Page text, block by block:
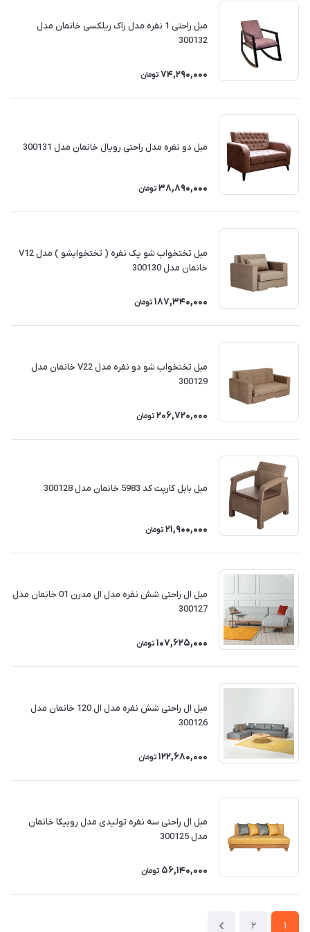
مبل راحتی 1 نفره مدل راک ریلکسی خانمان مدل
300132
74,290,000 تومان
مبل دو نفره مدل راحتی رویال خانمان مدل 300131
38,890,000 تومان
مبل تختخواب شو یک نفره ( تختخوابشو ) مدل V12
خانمان مدل 300130
187,340,000 تومان
مبل تختخواب شو دو نفره مدل V22 خانمان مدل
300129
206,720,000 تومان
مبل بابل کارپت کد 5983 خانمان مدل 300128
21,900,000 تومان
مبل ال راحتی شش نفره مدل ال مدرن 01 خانمان مدل
300127
107,625,000 تومان
مبل ال راحتی شش نفره مدل ال 120 خانمان مدل
300126
122,680,000 تومان
مبل ال راحتی سه نفره تولیدی مدل روبیکا خانمان
مدل 300125
56,140,000 تومان
1
2